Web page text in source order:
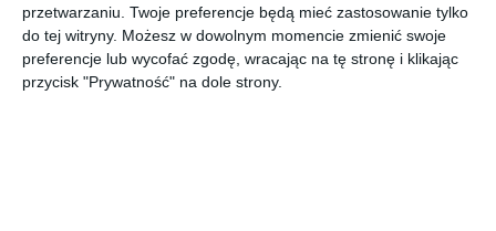
przetwarzaniu. Twoje preferencje będą mieć zastosowanie tylko
do tej witryny. Możesz w dowolnym momencie zmienić swoje
preferencje lub wycofać zgodę, wracając na tę stronę i klikając
przycisk "Prywatność" na dole strony.
DODAJ DO ULUBIONYCH
UDOSTĘPNIJ